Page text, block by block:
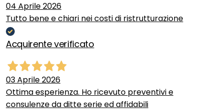
04 Aprile 2026
Tutto bene e chiari nei costi di ristrutturazione
Acquirente verificato
03 Aprile 2026
Ottima esperienza. Ho ricevuto preventivi e
consulenze da ditte serie ed affidabili